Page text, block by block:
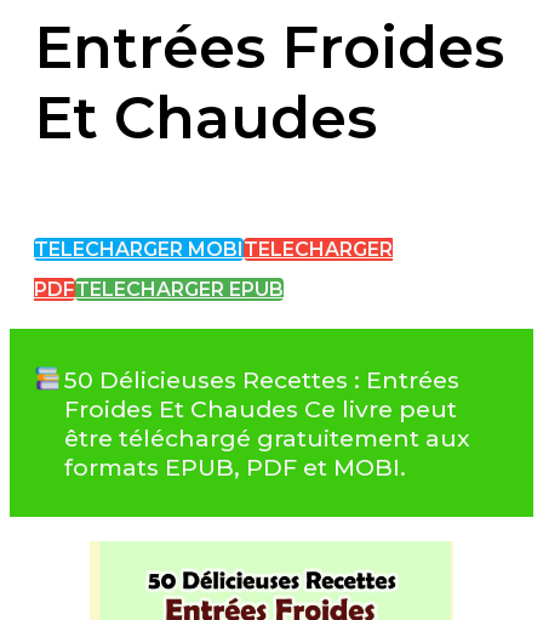
Entrées Froides
Et Chaudes
TELECHARGER MOBI TELECHARGER
PDFTELECHARGER EPUB
50 Délicieuses Recettes : Entrées
Froides Et Chaudes Ce livre peut
être téléchargé gratuitement aux
formats EPUB, PDF et MOBI.